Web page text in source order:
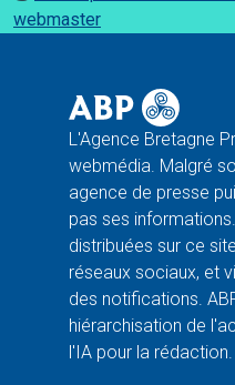
webmaster
L'Agence Bretagne
webmédia. Malgré
agence de presse
pas ses
distribuées sur ce
réseaux sociaux, et
des notifications.
hiérarchisation de
l'IA pour la rédaction.